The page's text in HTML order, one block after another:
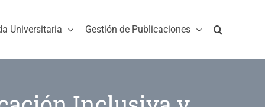
Universitaria Gestión de Publicaciones